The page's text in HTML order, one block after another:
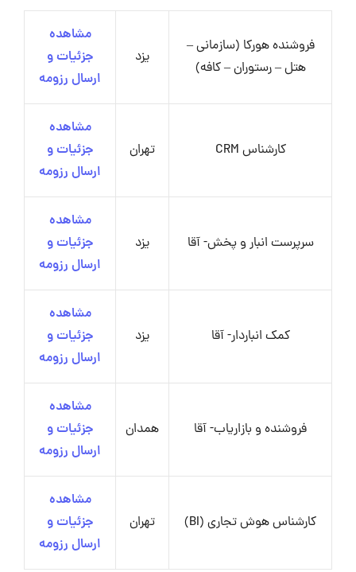
فروشنده هورکا (سازمانی –
هتل – رستوران – کافه)
یزد
مشاهده
جزئیات و
ارسال رزومه
کارشناس CRM تهران
مشاهده
جزئیات و
ارسال رزومه
سرپرست انبار و پخش- آقا یزد
مشاهده
جزئیات و
ارسال رزومه
کمک انباردار- آقا یزد
مشاهده
جزئیات و
ارسال رزومه
فروشنده و بازاریاب- آقا همدان
مشاهده
جزئیات و
ارسال رزومه
کارشناس هوش تجاری (BI) تهران
مشاهده
جزئیات و
ارسال رزومه